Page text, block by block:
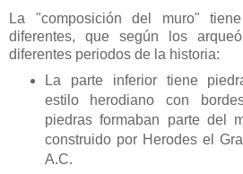
La "composición del muro"
diferentes, que según los
diferentes periodos de la historia:
La parte inferior tiene
estilo herodiano con
piedras formaban parte del
construido por Herodes el
A.C.